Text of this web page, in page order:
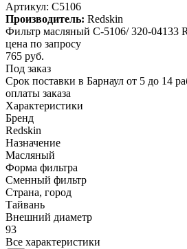
Артикул: C5106
Производитель: Redskin
Фильтр масляный C-5106/ 320-04133
цена по запросу
765 руб.
Под заказ
Срок поставки в Барнаул от 5 до 14
оплаты заказа
Характеристики
Бренд
Redskin
Назначение
Масляный
Форма фильтра
Сменный фильтр
Страна, город
Тайвань
Внешний диаметр
93
Все характеристики